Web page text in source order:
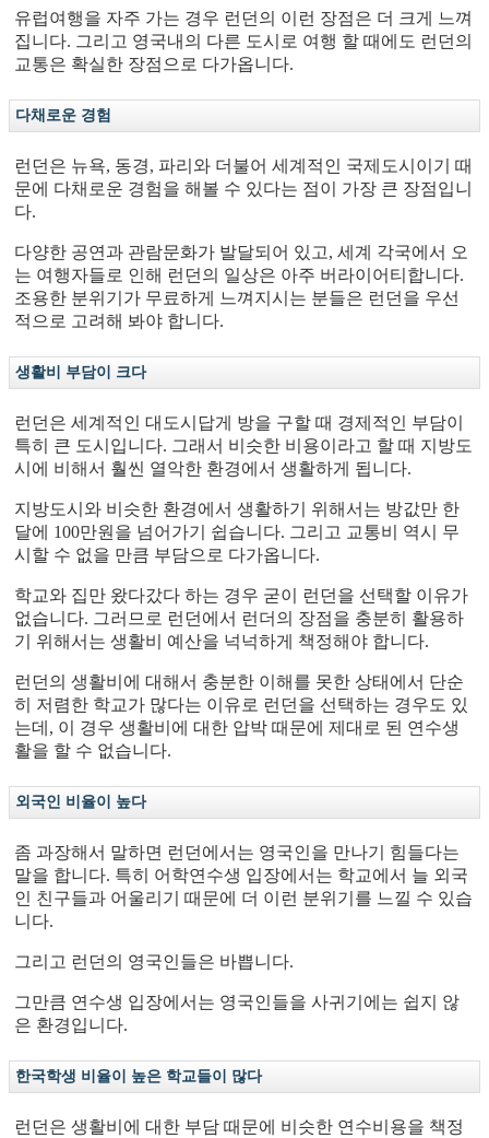
유럽여행을 자주 가는 경우 런던의 이런 장점은 더 크게 느껴
집니다. 그리고 영국내의 다른 도시로 여행 할 때에도 런던의
교통은 확실한 장점으로 다가옵니다.
다채로운 경험
런던은 뉴욕, 동경, 파리와 더불어 세계적인 국제도시이기 때
문에 다채로운 경험을 해볼 수 있다는 점이 가장 큰 장점입니
다.
다양한 공연과 관람문화가 발달되어 있고, 세계 각국에서 오
는 여행자들로 인해 런던의 일상은 아주 버라이어티합니다.
조용한 분위기가 무료하게 느껴지시는 분들은 런던을 우선
적으로 고려해 봐야 합니다.
생활비 부담이 크다
런던은 세계적인 대도시답게 방을 구할 때 경제적인 부담이
특히 큰 도시입니다. 그래서 비슷한 비용이라고 할 때 지방도
시에 비해서 훨씬 열악한 환경에서 생활하게 됩니다.
지방도시와 비슷한 환경에서 생활하기 위해서는 방값만 한
달에 100만원을 넘어가기 쉽습니다. 그리고 교통비 역시 무
시할 수 없을 만큼 부담으로 다가옵니다.
학교와 집만 왔다갔다 하는 경우 굳이 런던을 선택할 이유가
없습니다. 그러므로 런던에서 런더의 장점을 충분히 활용하
기 위해서는 생활비 예산을 넉넉하게 책정해야 합니다.
런던의 생활비에 대해서 충분한 이해를 못한 상태에서 단순
히 저렴한 학교가 많다는 이유로 런던을 선택하는 경우도 있
는데, 이 경우 생활비에 대한 압박 때문에 제대로 된 연수생
활을 할 수 없습니다.
외국인 비율이 높다
좀 과장해서 말하면 런던에서는 영국인을 만나기 힘들다는
말을 합니다. 특히 어학연수생 입장에서는 학교에서 늘 외국
인 친구들과 어울리기 때문에 더 이런 분위기를 느낄 수 있습
니다.
그리고 런던의 영국인들은 바쁩니다.
그만큼 연수생 입장에서는 영국인들을 사귀기에는 쉽지 않
은 환경입니다.
한국학생 비율이 높은 학교들이 많다
런던은 생활비에 대한 부담 때문에 비슷한 연수비용을 책정